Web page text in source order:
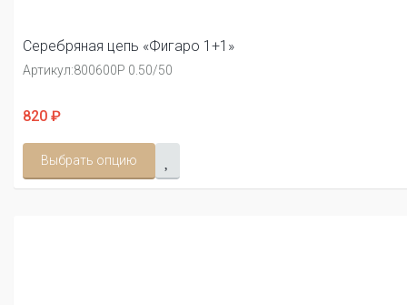
Серебряная цепь «Фигаро 1+1»
Артикул:800600Р 0.50/50
820 ₽
Выбрать опцию